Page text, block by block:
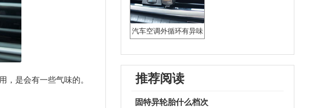
，是会有一些气味的。
汽车空调外循环有异味
推荐阅读
固特异轮胎什么档次